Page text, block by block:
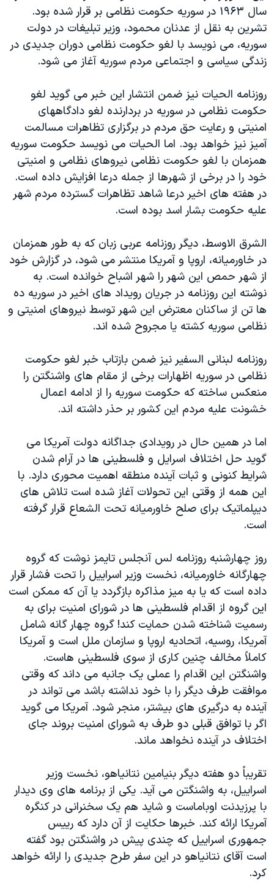
سال ۱۹۶۳ در سوريه حکومت نظامی بر قرار شده بود.
تشرين به نقل از عدنان محمود، وزير تبليغات در دولت
سوريه، می نويسد با لغو حکومت نظامی دوران جديدی در
زندگی سياسی و اجتماعی مردم سوريه آغاز می شود.
روزنامه الحيات نيز ضمن انتشار اين خبر می گويد لغو
حکومت نظامی در سوريه در بردارنده لغو دادگاههای
امنيتی و رعايت حق مردم در برگزاری تظاهرات مسالمت
آميز نيز خواهد بود. اما الحيات می نويسد حکومت سوريه
همزمان با لغو حکومت نظامی نيروهای نظامی و امنيتی
خود را در برخی از شهرها از جمله درعا افزايش داده است.
در هفته های اخير درعا شاهد تظاهرات گسترده مردم شهر
عليه حکومت بشار اسد بوده است.
الشرق الاوسط، ديگر روزنامه عربی زبان که به طور همزمان
در خاورميانه، اروپا و آمريکا منتشر می شود، در گزارش خود
از شهر حمص اين شهر را شهر اشباح خوانده است. به
نوشته اين روزنامه در جريان رويداد های اخير در سوريه ده
ها تن از ساکنان معترض اين شهر توسط نيروهای امنيتی و
نظامی سوريه کشته يا مجروح شده اند.
روزنامه لبنانی السفير نيز ضمن بازتاب خبر لغو حکومت
نظامی در سوريه اظهارات برخی از مقام های واشنگتن را
منعکس ساخته که حکومت سوريه را از ادامه اعمال
خشونت عليه مردم اين کشور بر حذر داشته اند.
اما در همين حال در رويدادی جداگانه دولت آمريکا می
گويد حل اختلاف اسرايل و فلسطينی ها در آرام شدن
شرايط کنونی و ثبات آينده منطقه اهميت محوری دارد. با
اين همه از وقتی اين تحولات آغاز شده است تلاش های
ديپلماتيک برای صلح خاورميانه تحت الشعاع قرار گرفته
است.
روز چهارشنبه روزنامه لس آنجلس تايمز نوشت که گروه
چهارگانه خاورميانه، نخست وزير اسراييل را تحت فشار قرار
داده است که يا به ميز مذاکره بازگردد يا آن که ممکن است
اين گروه از اقدام فلسطينی ها در شورای امنيت برای به
رسميت شناخته شدن حمايت کند! گروه چهار گانه شامل
آمريکا، روسيه، اتحاديه اروپا و سازمان ملل است و آمريکا
کاملاً مخالف چنين کاری از سوی فلسطينی هاست.
واشنگتن اين اقدام را عملی يک جانبه می داند که وقتی
موافقت طرف ديگر را با خود نداشته باشد می تواند در
آينده به درگيری های بيشتر، منجر شود. آمريکا می گويد
اگر با توافق قبلی دو طرف به شورای امنيت بروند جای
اختلاف در آينده نخواهد ماند.
تقريباً دو هفته ديگر بنيامين نتانياهو، نخست وزير
اسراييل، به واشنگتن می آيد. يکی از برنامه های وی ديدار
با پرزيدنت اوباماست و شايد هم يک سخنرانی در کنگره
آمريکا ارائه کند. خبرها حکايت از آن دارد که رييس
جمهوری اسراييل که چندی پيش در واشنگتن بود گفته
است آقای نتانياهو در اين سفر طرح جديدی را ارائه خواهد
کرد.